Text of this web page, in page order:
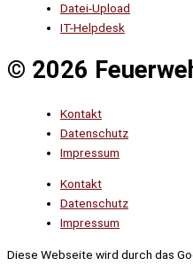
Datei-Upload
IT-Helpdesk
© 2026
Kontakt
Datenschutz
Impressum
Kontakt
Datenschutz
Impressum
Diese Webseite wird durch das